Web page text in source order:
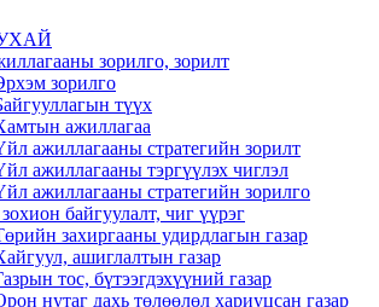
зорилго, зорилт
зорилго
түүх
ажиллагаа
ажиллагааны стратегийн зорилт
ажиллагааны тэргүүлэх чиглэл
ажиллагааны стратегийн зорилго
байгуулалт, чиг үүрэг
захиргааны удирдлагын газар
ашиглалтын газар
тос, бүтээгдэхүүний газар
нутаг дахь төлөөлөл хариуцсан газар